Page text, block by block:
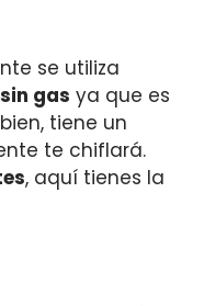
se utiliza
gas ya que es
tiene un
te chiflará.
, aquí tienes la